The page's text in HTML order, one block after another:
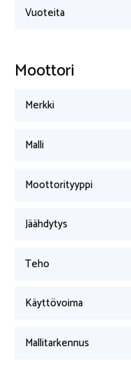
Vuoteita
Moottori
Merkki
Malli
Moottorityyppi
Jäähdytys
Teho
Käyttövoima
Mallitarkennus